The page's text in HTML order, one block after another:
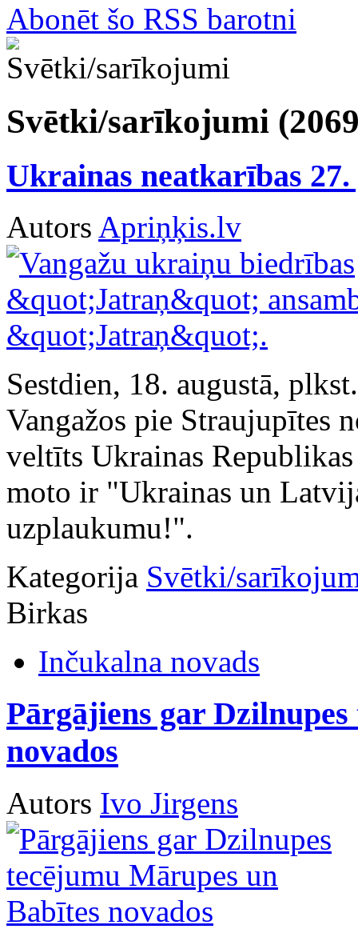
Abonēt šo RSS barotni
Svētki/sarīkojumi
Ukrainas neatkarības 27.
Autors Apriņķis.lv
Sestdien, 18. augustā,
Vangažos pie Straujupītes
veltīts Ukrainas
moto ir "Ukrainas un
uzplaukumu!".
Kategorija Svētki/
Birkas
Inčukalna novads
Pārgājiens gar
novados
Autors Ivo Jirgens